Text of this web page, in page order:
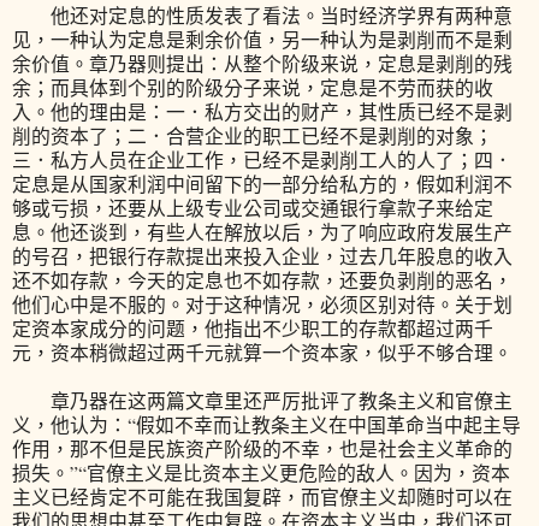
他还对定息的性质发表了看法。当时经济学界有两种意
见，一种认为定息是剩余价值，另一种认为是剥削而不是剩
余价值。章乃器则提出：从整个阶级来说，定息是剥削的残
余；而具体到个别的阶级分子来说，定息是不劳而获的收
入。他的理由是：一．私方交出的财产，其性质已经不是剥
削的资本了；二．合营企业的职工已经不是剥削的对象；
三．私方人员在企业工作，已经不是剥削工人的人了；四．
定息是从国家利润中间留下的一部分给私方的，假如利润不
够或亏损，还要从上级专业公司或交通银行拿款子来给定
息。他还谈到，有些人在解放以后，为了响应政府发展生产
的号召，把银行存款提出来投入企业，过去几年股息的收入
还不如存款，今天的定息也不如存款，还要负剥削的恶名，
他们心中是不服的。对于这种情况，必须区别对待。关于划
定资本家成分的问题，他指出不少职工的存款都超过两千
元，资本稍微超过两千元就算一个资本家，似乎不够合理。
章乃器在这两篇文章里还严厉批评了教条主义和官僚主
义，他认为：“假如不幸而让教条主义在中国革命当中起主导
作用，那不但是民族资产阶级的不幸，也是社会主义革命的
损失。”“官僚主义是比资本主义更危险的敌人。因为，资本
主义已经肯定不可能在我国复辟，而官僚主义却随时可以在
我们的思想中甚至工作中复辟。在资本主义当中，我们还可